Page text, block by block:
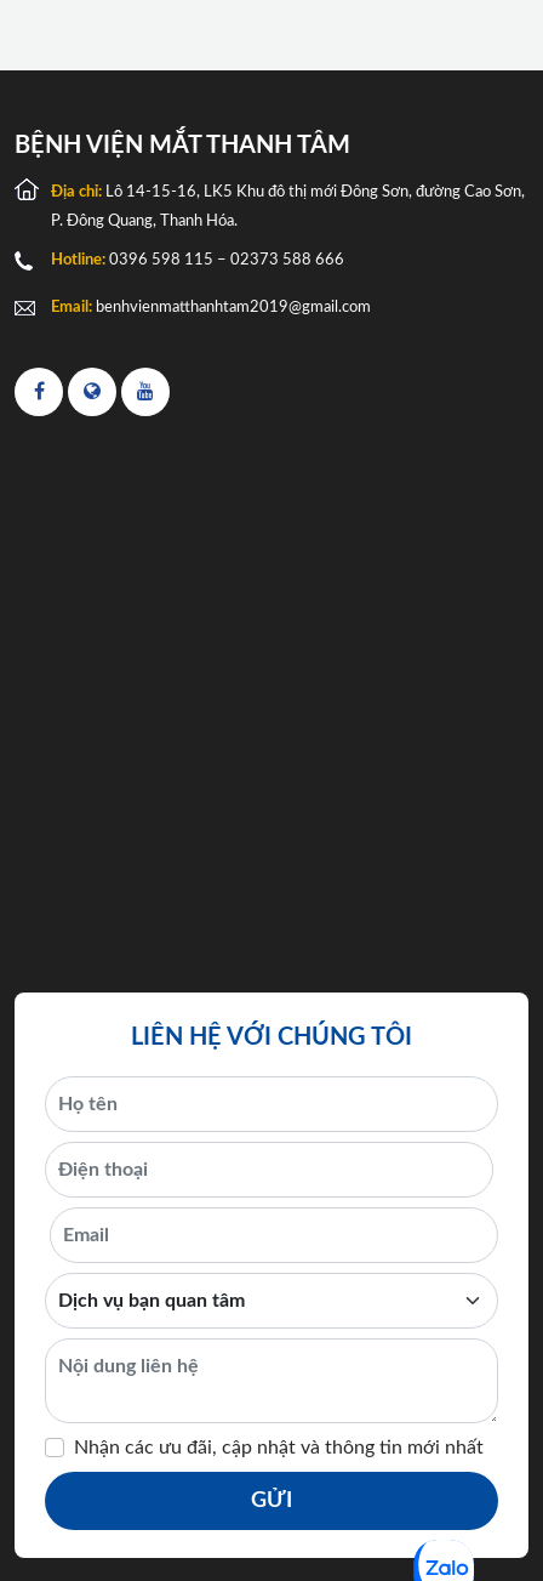
BỆNH VIỆN MẮT THANH TÂM
Địa chỉ: Lô 14-15-16, LK5 Khu đô thị mới Đông Sơn, đường Cao Sơn,
P. Đông Quang, Thanh Hóa.
Hotline: 0396 598 115 – 02373 588 666
Email: benhvienmatthanhtam2019@gmail.com
LIÊN HỆ VỚI CHÚNG TÔI
Nhận các ưu đãi, cập nhật và thông tin mới nhất
GỬI